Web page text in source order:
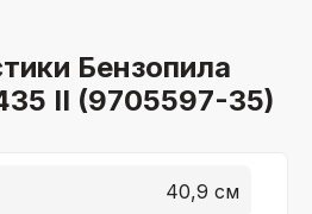
Бензопила
II (9705597-35)
40,9 см